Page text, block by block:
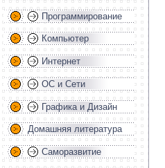
Программирование
Компьютер
Интернет
ОС и Сети
Графика и Дизайн
Домашняя литература
Саморазвитие